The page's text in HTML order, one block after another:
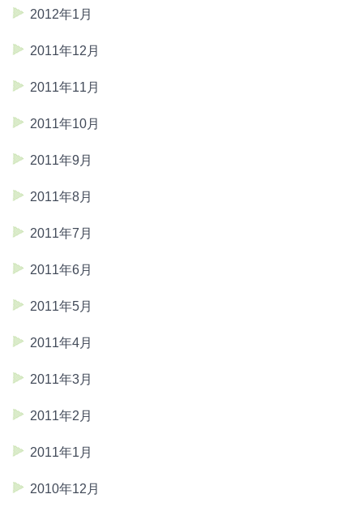
2012年1月
2011年12月
2011年11月
2011年10月
2011年9月
2011年8月
2011年7月
2011年6月
2011年5月
2011年4月
2011年3月
2011年2月
2011年1月
2010年12月